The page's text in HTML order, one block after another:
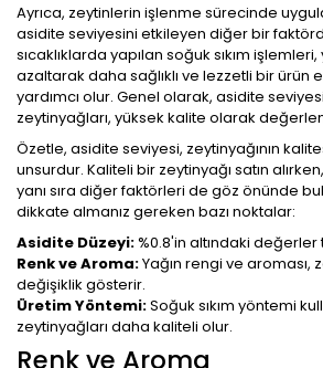
Ayrıca, zeytinlerin işlenme sürecinde
asidite seviyesini etkileyen diğer bir
sıcaklıklarda yapılan soğuk sıkım
azaltarak daha sağlıklı ve lezzetli bir ürün
yardımcı olur. Genel olarak, asidite
zeytinyağları, yüksek kalite olarak
Özetle, asidite seviyesi, zeytinyağının
unsurdur. Kaliteli bir zeytinyağı satın
yanı sıra diğer faktörleri de göz önünde
dikkate almanız gereken bazı noktalar:
Asidite Düzeyi:%0.8'in altındaki
Renk ve Aroma:Yağın rengi ve aroması,
değişiklik gösterir.
Üretim Yöntemi:Soğuk sıkım yöntemi
zeytinyağları daha kaliteli olur.
Renk ve Aroma